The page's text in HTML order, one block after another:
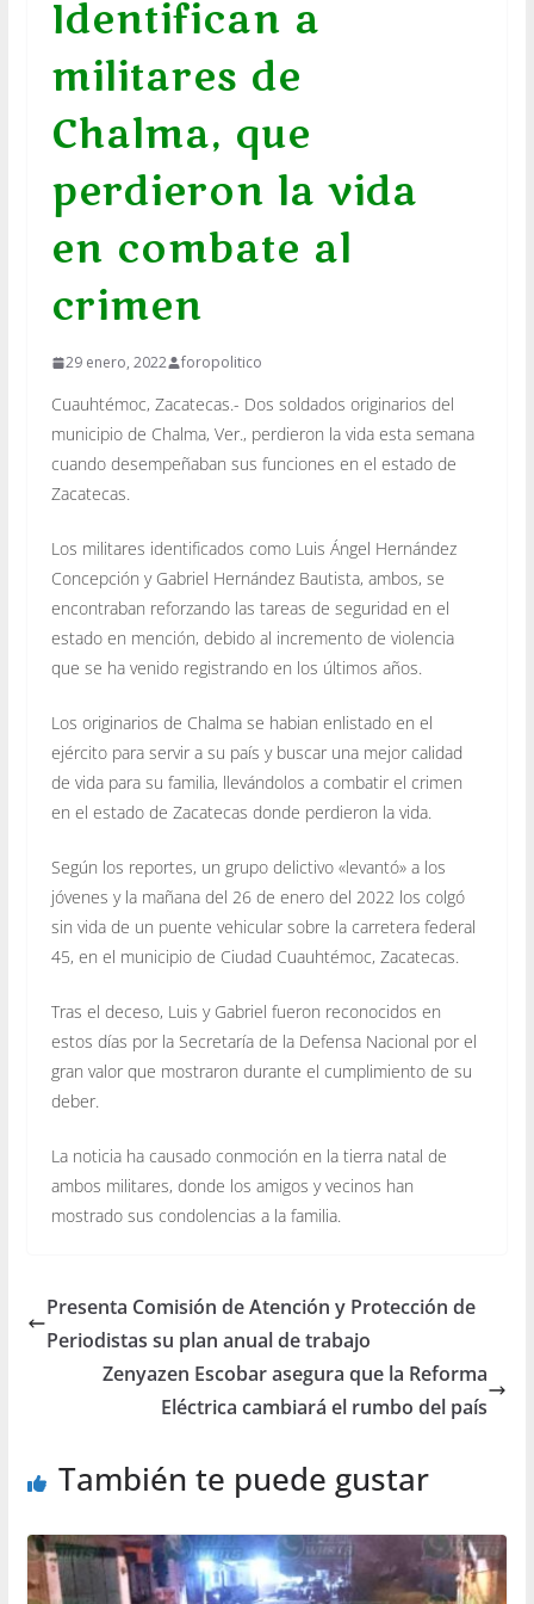
Identifican a
militares de
Chalma, que
perdieron la vida
en combate al
crimen
29 enero, 2022 foropolitico
Cuauhtémoc, Zacatecas.- Dos soldados originarios del
municipio de Chalma, Ver., perdieron la vida esta semana
cuando desempeñaban sus funciones en el estado de
Zacatecas.
Los militares identificados como Luis Ángel Hernández
Concepción y Gabriel Hernández Bautista, ambos, se
encontraban reforzando las tareas de seguridad en el
estado en mención, debido al incremento de violencia
que se ha venido registrando en los últimos años.
Los originarios de Chalma se habian enlistado en el
ejército para servir a su país y buscar una mejor calidad
de vida para su familia, llevándolos a combatir el crimen
en el estado de Zacatecas donde perdieron la vida.
Según los reportes, un grupo delictivo «levantó» a los
jóvenes y la mañana del 26 de enero del 2022 los colgó
sin vida de un puente vehicular sobre la carretera federal
45, en el municipio de Ciudad Cuauhtémoc, Zacatecas.
Tras el deceso, Luis y Gabriel fueron reconocidos en
estos días por la Secretaría de la Defensa Nacional por el
gran valor que mostraron durante el cumplimiento de su
deber.
La noticia ha causado conmoción en la tierra natal de
ambos militares, donde los amigos y vecinos han
mostrado sus condolencias a la familia.
Presenta Comisión de Atención y Protección de
Periodistas su plan anual de trabajo
Zenyazen Escobar asegura que la Reforma
Eléctrica cambiará el rumbo del país
También te puede gustar